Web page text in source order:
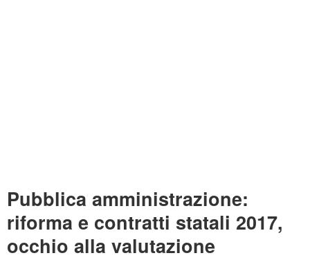
Pubblica amministrazione:
riforma e contratti statali 2017,
occhio alla valutazione